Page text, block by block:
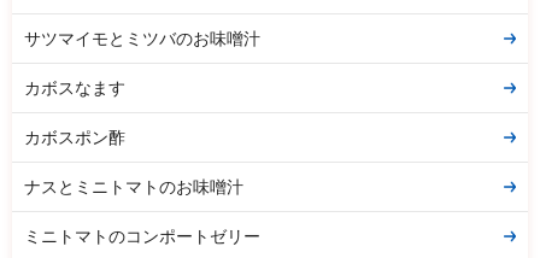
サツマイモとミツバのお味噌汁
カボスなます
カボスポン酢
ナスとミニトマトのお味噌汁
ミニトマトのコンポートゼリー